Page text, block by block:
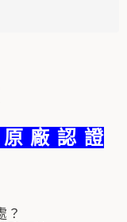
廠 認 證
？